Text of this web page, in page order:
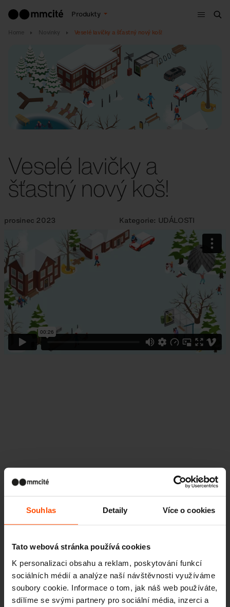
Souhlas Detaily Více o cookies
Tato webová stránka používá cookies
K personalizaci obsahu a reklam, poskytování funkcí
sociálních médií a analýze naší návštěvnosti využíváme
soubory cookie. Informace o tom, jak náš web používáte,
sdílíme se svými partnery pro sociální média, inzerci a
Produkty
Menu
Home Novinky Veselé lavičky a šťastný nový koš!
Veselé lavičky a
šťastný nový koš!
prosinec 2023 Kategorie: UDÁLOSTI
Galerie
Více novinek
3. 7.
Události
Studenti proměnili prostor
před školou
I malé změny mohou mít velký dopad.